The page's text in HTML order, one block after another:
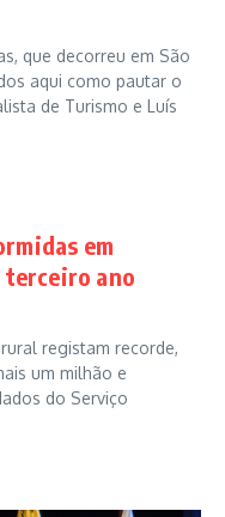
que decorreu em São
aqui como pautar o
de Turismo e Luís
em
ano
registam recorde,
um milhão e
do Serviço